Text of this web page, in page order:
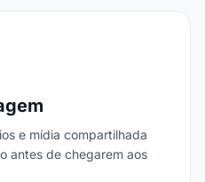
e mídia compartilhada
antes de chegarem aos